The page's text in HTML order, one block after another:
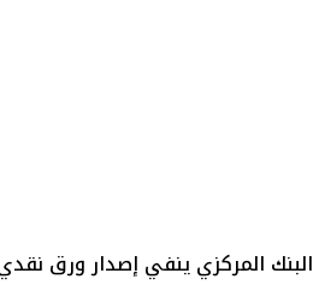
البنك المركزي ينفي إصدار ورق